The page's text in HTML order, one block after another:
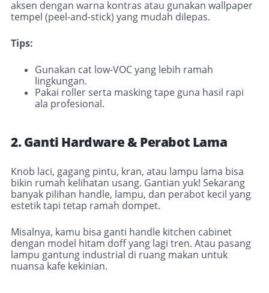
aksen dengan warna kontras atau gunakan wallpaper
tempel (peel-and-stick) yang mudah dilepas.
Tips:
Gunakan cat low-VOC yang lebih ramah
lingkungan.
Pakai roller serta masking tape guna hasil rapi
ala profesional.
2. Ganti Hardware & Perabot Lama
Knob laci, gagang pintu, kran, atau lampu lama bisa
bikin rumah kelihatan usang. Gantian yuk! Sekarang
banyak pilihan handle, lampu, dan perabot kecil yang
estetik tapi tetap ramah dompet.
Misalnya, kamu bisa ganti handle kitchen cabinet
dengan model hitam doff yang lagi tren. Atau pasang
lampu gantung industrial di ruang makan untuk
nuansa kafe kekinian.